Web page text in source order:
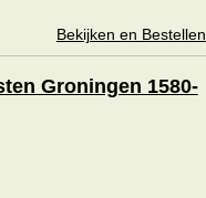
Bekijken en Bestellen
Groningen 1580-